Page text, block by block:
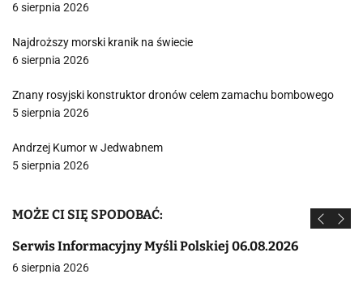
6 sierpnia 2026
Najdroższy morski kranik na świecie
6 sierpnia 2026
Znany rosyjski konstruktor dronów celem zamachu bombowego
5 sierpnia 2026
Andrzej Kumor w Jedwabnem
5 sierpnia 2026
MOŻE CI SIĘ SPODOBAĆ:
Serwis Informacyjny Myśli Polskiej 06.08.2026
6 sierpnia 2026